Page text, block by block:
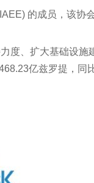
的成员，该协
度、扩大基础设施
亿兹罗提，同